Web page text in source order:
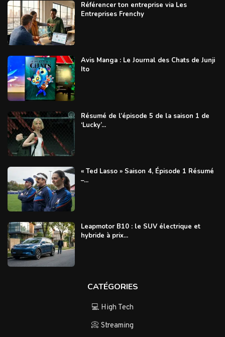
Référencer ton entreprise via Les
Entreprises Frenchy
Avis Manga : Le Journal des Chats de Junji
Ito
Résumé de l’épisode 5 de la saison 1 de
‘Lucky’...
« Ted Lasso » Saison 4, Épisode 1 Résumé
–...
Leapmotor B10 : le SUV électrique et
hybride à prix...
CATÉGORIES
💻 High Tech
📀 Streaming